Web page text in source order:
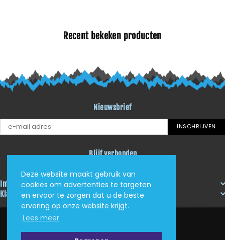
Deze website maakt gebruik van
cookies om advertenties te targeten
en ervoor te zorgen dat u de beste
ervaring op onze website krijgt.
Lees meer
Recent bekeken producten
Nieuwsbrief
INSCHRIJVEN
Blijf verbonden
FacebookInstagramYouTube
Informatie
Klantenservice